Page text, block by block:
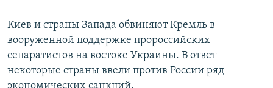
Киев и страны Запада обвиняют Кремль в
вооруженной поддержке пророссийских
сепаратистов на востоке Украины. В ответ
некоторые страны ввели против России ряд